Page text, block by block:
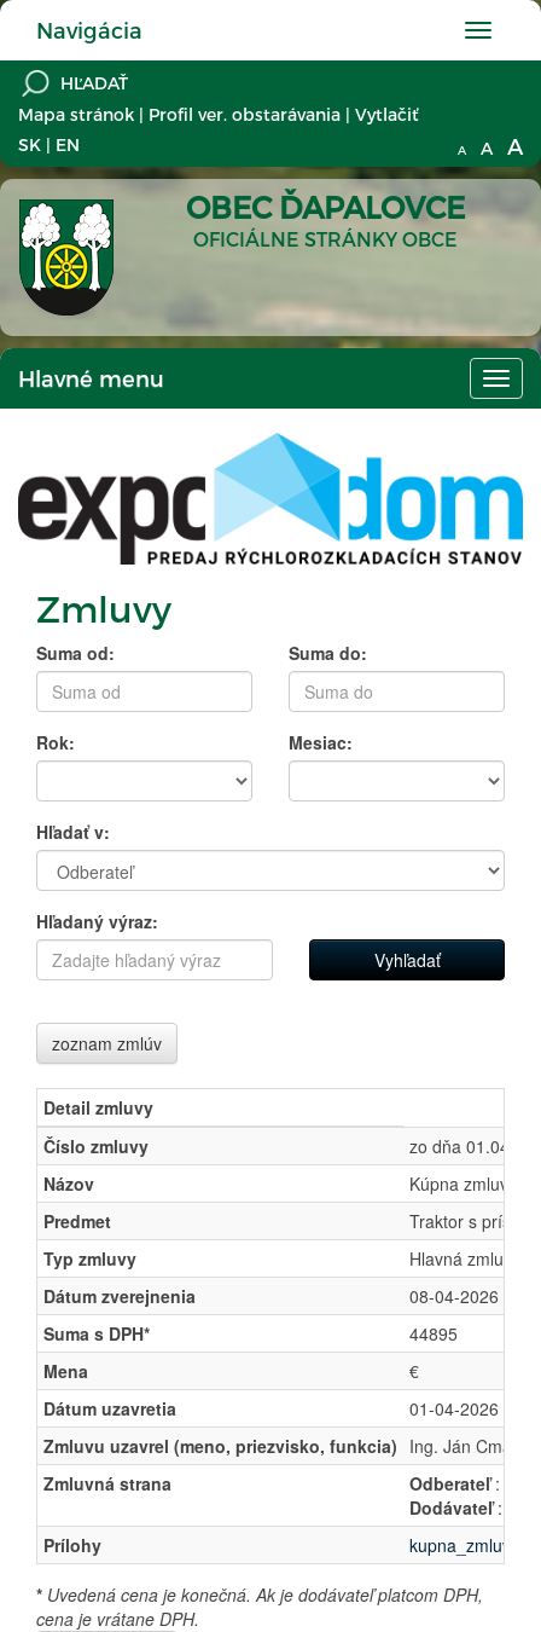
Hlavné
menu
Navigácia
Mapa stránok | Profil ver. obstarávania | Vytlačiť
SK | EN A A A
OBEC ĎAPALOVCE
OFICIÁLNE STRÁNKY OBCE
Hlavné menu
Zmluvy
Suma od: Suma do:
Rok: Mesiac:
Hľadať v:
Hľadaný výraz:
zoznam zmlúv
Detail zmluvy
Číslo zmluvy
zo dňa
Názov
Kúpna zmluva
Predmet
Traktor s
Typ zmluvy
Hlavná zmluva
Dátum zverejnenia
08-04-2026
Suma s DPH*
44895
Mena
€
Dátum uzavretia
01-04-2026
Zmluvu uzavrel (meno, priezvisko, funkcia) Ing. Ján Cmár,
Zmluvná strana
Odberateľ:
Dodávateľ:
Prílohy
* Uvedená cena je konečná. Ak je dodávateľ platcom DPH,
cena je vrátane DPH.